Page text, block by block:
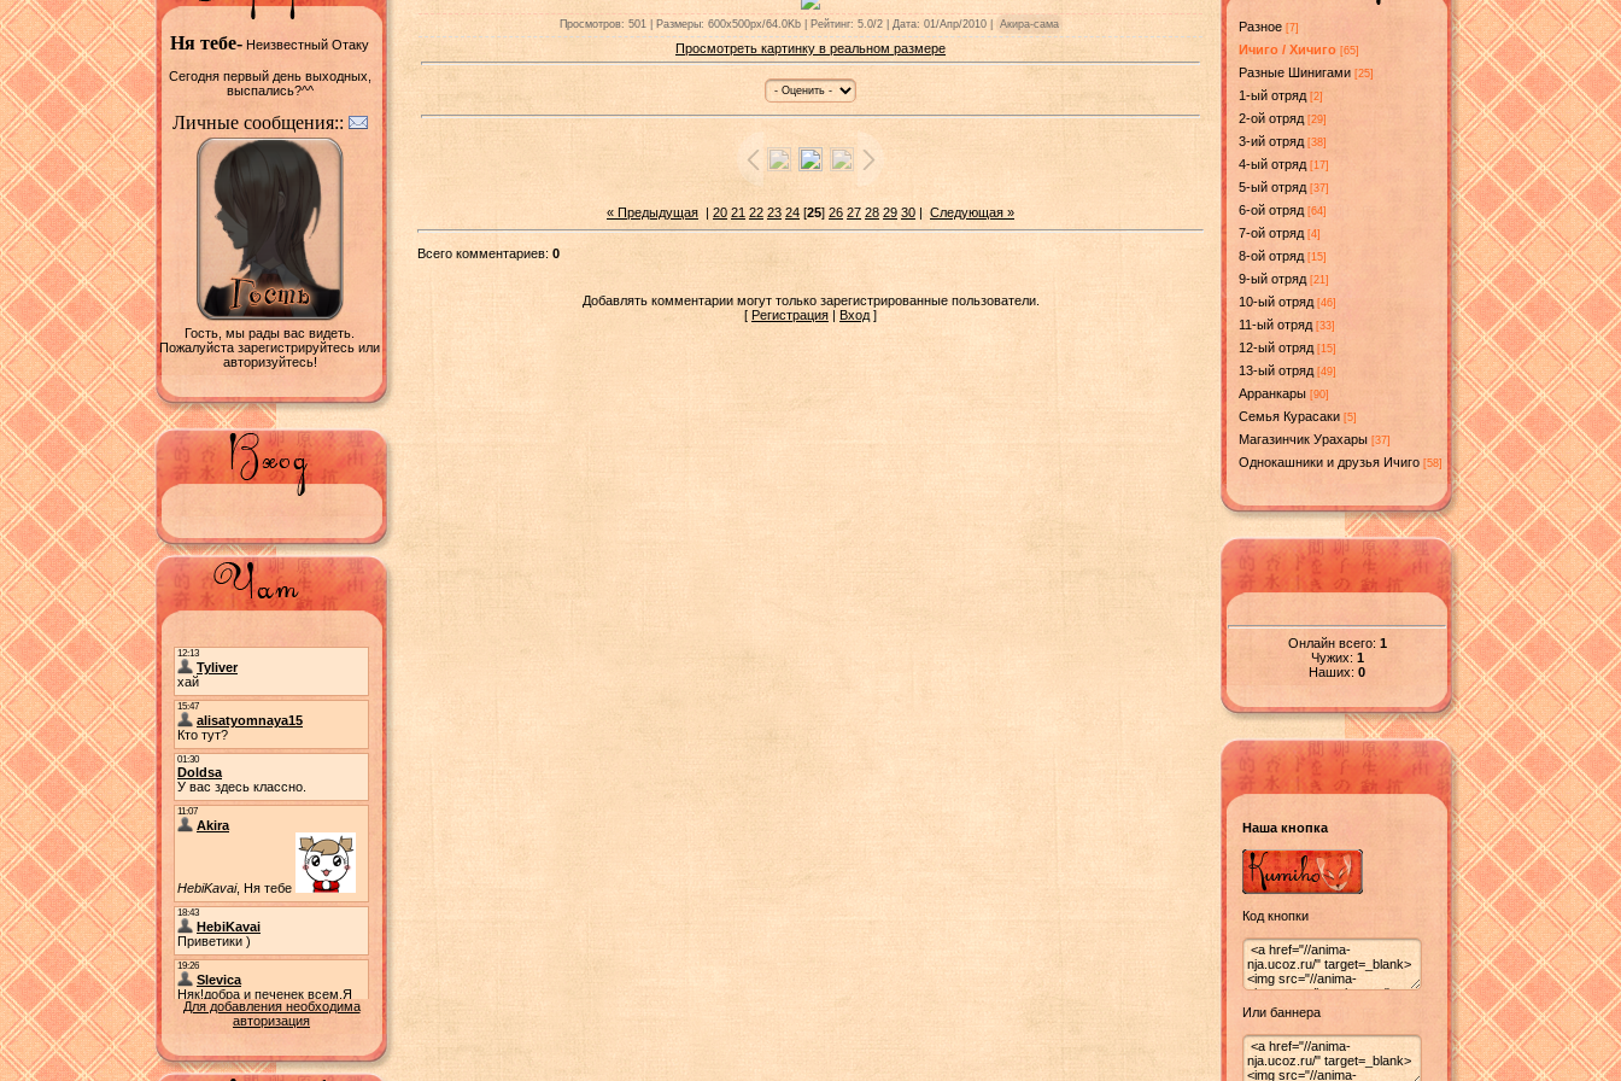
Ня тебе- Неизвестный Отаку
Сегодня первый день выходных,
выспались?^^
Личные сообщения::
Гость, мы рады вас видеть.
Пожалуйста зарегистрируйтесь или
авторизуйтесь!
Для добавления необходима
авторизация
Просмотров: 501 | Размеры: 600x500px/64.0Kb | Рейтинг: 5.0/2 | Дата: 01/Апр/2010 | Акира-сама
Просмотреть картинку в реальном размере
« Предыдущая | 20 21 22 23 24 [25] 26 27 28 29 30 | Следующая »
Всего комментариев: 0
Добавлять комментарии могут только зарегистрированные пользователи.
[ Регистрация Вход ]
Разное [7]
Ичиго / Хичиго [65]
Разные Шинигами [25]
1-ый отряд [2]
2-ой отряд [29]
3-ий отряд [38]
4-ый отряд [17]
5-ый отряд [37]
6-ой отряд [64]
7-ой отряд [4]
8-ой отряд [15]
9-ый отряд [21]
10-ый отряд [46]
11-ый отряд [33]
12-ый отряд [15]
13-ый отряд [49]
Арранкары [90]
Семья Курасаки [5]
Магазинчик Урахары [37]
Однокашники и друзья Ичиго [58]
Онлайн всего: 1
Чужих: 1
Наших: 0
Наша кнопка
Код кнопки
Или баннера